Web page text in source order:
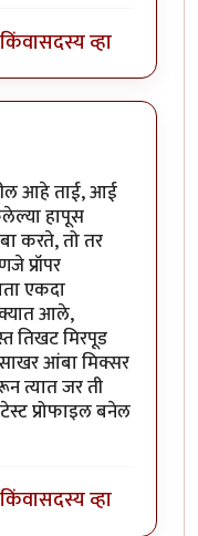
किंवासदस्य व्हा
आहे ताई, आई
हापूस
करते, तो तर
प्रॉपर
एकदा
आले,
तिखट मिरपूड
आंबा मिक्सर
त्यात जर ती
प्रोफाइल बनेल
किंवासदस्य व्हा